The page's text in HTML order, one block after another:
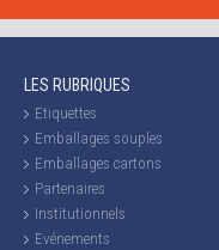
LES RUBRIQUES
Etiquettes
Emballages souples
Emballages cartons
Partenaires
Institutionnels
Evénements